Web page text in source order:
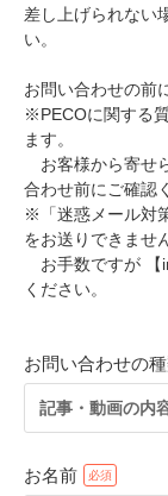
差し上げられない
い。
お問い合わせの前
※PECOに関する
ます。
お客様から寄せ
合わせ前にご確認
※「迷惑メール対
をお送りできませ
お手数ですが 【
ください。
お問い合わせの
記事・動画の内
お名前